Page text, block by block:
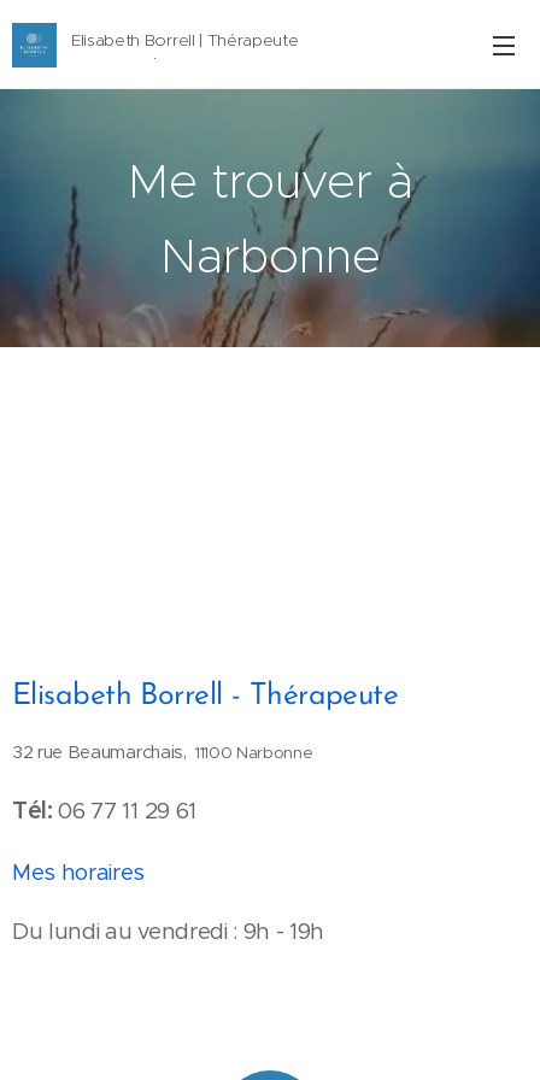
Elisabeth Borrell | Thérapeute
Narbonne | 06 77 11 29 61
Me trouver à
Narbonne
Elisabeth Borrell - Thérapeute
32 rue Beaumarchais, 11100 Narbonne
Tél: 06 77 11 29 61
Mes horaires
Du lundi au vendredi : 9h - 19h